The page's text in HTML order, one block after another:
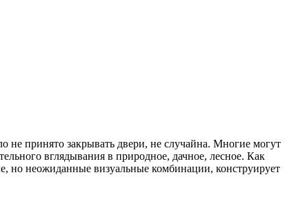
не принято закрывать двери, не случайна. Многие могут
вглядывания в природное, дачное, лесное. Как
но неожиданные визуальные комбинации, конструирует